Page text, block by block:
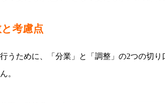
考慮点
うために、「分業」と「調整」の2つの切
。